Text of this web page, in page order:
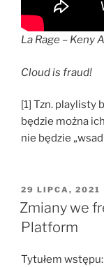
La Rage – Keny
Cloud is fraud!
[1] Tzn. playlisty
będzie można
nie będzie
OPUBLIKOWANE
W
29 LIPCA, 2021
Zmiany we
Platform
Tytułem